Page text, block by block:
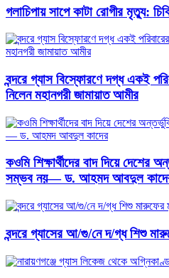
গলাচিপায় সাপে কাটা রোগীর মৃত্যু:
বন্দরে গ্যাস বিস্ফোরণে দগ্ধ একই
নিলেন মহানগরী জামায়াত আমীর
কওমি শিক্ষার্থীদের বাদ দিয়ে দেশের
সম্ভব নয়— ড. আহমদ আবদুল
বন্দরে গ্যাসের আ/গু/নে দ/গ্ধ শিশু